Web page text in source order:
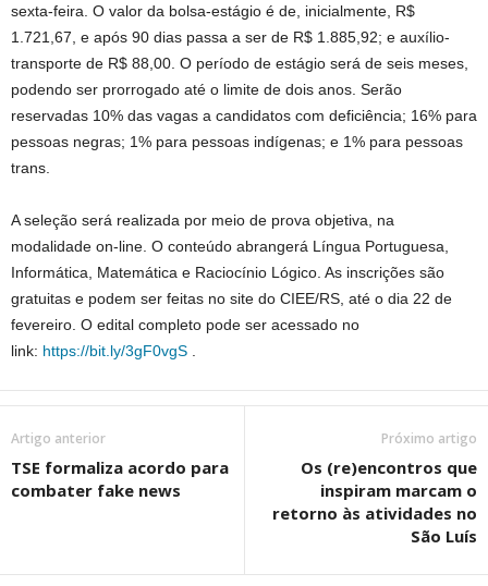
sexta-feira. O valor da bolsa-estágio é de, inicialmente, R$
1.721,67, e após 90 dias passa a ser de R$ 1.885,92; e auxílio-
transporte de R$ 88,00. O período de estágio será de seis meses,
podendo ser prorrogado até o limite de dois anos. Serão
reservadas 10% das vagas a candidatos com deficiência; 16% para
pessoas negras; 1% para pessoas indígenas; e 1% para pessoas
trans.
A seleção será realizada por meio de prova objetiva, na
modalidade on-line. O conteúdo abrangerá Língua Portuguesa,
Informática, Matemática e Raciocínio Lógico. As inscrições são
gratuitas e podem ser feitas no site do CIEE/RS, até o dia 22 de
fevereiro. O edital completo pode ser acessado no
link: https://bit.ly/3gF0vgS
Artigo anterior
TSE formaliza acordo para
combater fake news
Próximo artigo
Os (re)encontros que
inspiram marcam o
retorno às atividades no
São Luís